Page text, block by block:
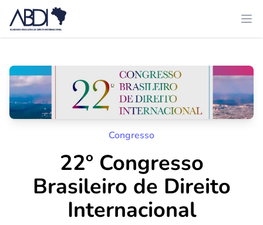
Congresso
22º Congresso
Brasileiro de Direito
Internacional